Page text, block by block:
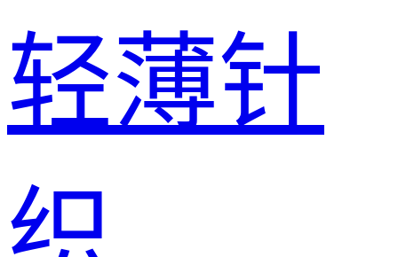
轻薄针